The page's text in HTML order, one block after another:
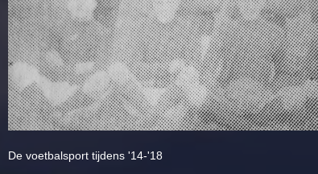
De voetbalsport tijdens '14-'18